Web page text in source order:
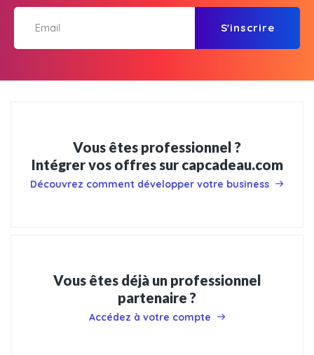
S'inscrire
Vous êtes professionnel ?
Intégrer vos offres sur capcadeau.com
Découvrez comment développer votre business
Vous êtes déjà un professionnel
partenaire ?
Accédez à votre compte